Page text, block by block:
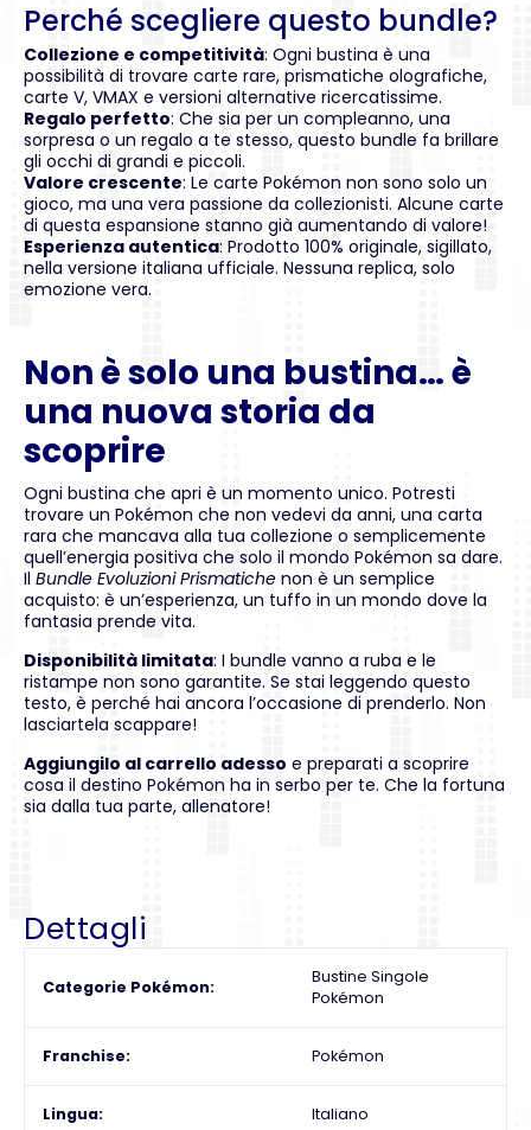
Perché scegliere questo bundle?
Collezione e competitività: Ogni bustina è una
possibilità di trovare carte rare, prismatiche olografiche,
carte V, VMAX e versioni alternative ricercatissime.
Regalo perfetto: Che sia per un compleanno, una
sorpresa o un regalo a te stesso, questo bundle fa brillare
gli occhi di grandi e piccoli.
Valore crescente: Le carte Pokémon non sono solo un
gioco, ma una vera passione da collezionisti. Alcune carte
di questa espansione stanno già aumentando di valore!
Esperienza autentica: Prodotto 100% originale, sigillato,
nella versione italiana ufficiale. Nessuna replica, solo
emozione vera.
Non è solo una bustina… è
una nuova storia da
scoprire
Ogni bustina che apri è un momento unico. Potresti
trovare un Pokémon che non vedevi da anni, una carta
rara che mancava alla tua collezione o semplicemente
quell’energia positiva che solo il mondo Pokémon sa dare.
Il Bundle Evoluzioni Prismatiche non è un semplice
acquisto: è un’esperienza, un tuffo in un mondo dove la
fantasia prende vita.
Disponibilità limitata: I bundle vanno a ruba e le
ristampe non sono garantite. Se stai leggendo questo
testo, è perché hai ancora l’occasione di prenderlo. Non
lasciartela scappare!
Aggiungilo al carrello adesso e preparati a scoprire
cosa il destino Pokémon ha in serbo per te. Che la fortuna
sia dalla tua parte, allenatore!
Dettagli
Categorie Pokémon
Bustine Singole
Pokémon
Franchise Pokémon
Lingua Italiano